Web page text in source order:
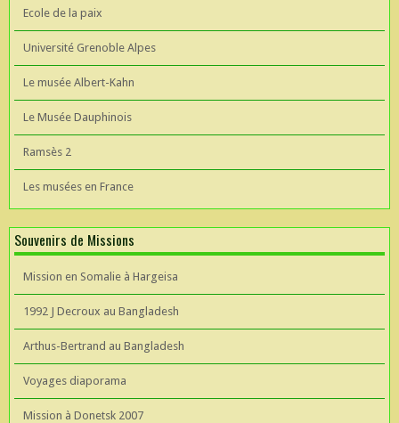
Ecole de la paix
Université Grenoble Alpes
Le musée Albert-Kahn
Le Musée Dauphinois
Ramsès 2
Les musées en France
Souvenirs de Missions
Mission en Somalie à Hargeisa
1992 J Decroux au Bangladesh
Arthus-Bertrand au Bangladesh
Voyages diaporama
Mission à Donetsk 2007